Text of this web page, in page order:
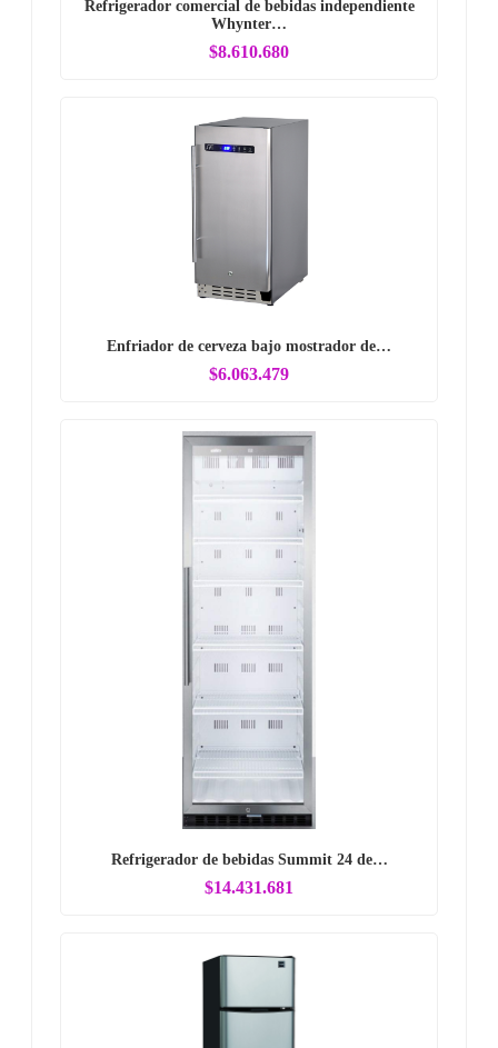
Refrigerador comercial de bebidas independiente
Whynter…
$8.610.680
Enfriador de cerveza bajo mostrador de…
$6.063.479
Refrigerador de bebidas Summit 24 de…
$14.431.681